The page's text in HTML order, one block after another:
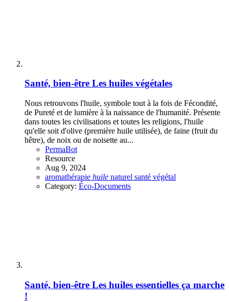
Santé, bien-être Les huiles végétales
Nous retrouvons l'huile, symbole tout à la fois de Fécondité,
de Pureté et de lumière à la naissance de l'humanité. Présente
dans toutes les civilisations et toutes les religions, l'huile
qu'elle soit d'olive (première huile utilisée), de faine (fruit du
hêtre), de noix ou de noisette au...
PermaBot
Resource
Aug 9, 2024
aromathérapie huile naturel santé végétal
Category: Éco-Documents
Santé, bien-être Les huiles essentielles ça marche
!